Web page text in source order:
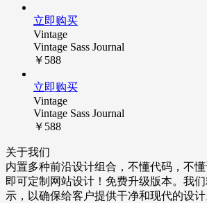
立即购买
Vintage
Vintage Sass Journal
￥588
立即购买
Vintage
Vintage Sass Journal
￥588
关于我们
内置多种前沿设计组合，不懂代码，不
即可定制网站设计！免费升级版本。我
示，以确保给客户提供干净和现代的设